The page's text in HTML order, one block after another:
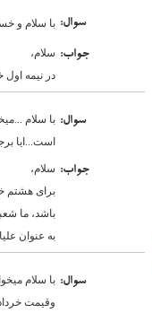
با سلام و خسته :سوال
سلام،
در نیمه اول
:جواب
است...ایا
:سوال
سلام،
برای هشتم
باشد، ما
به عنوان
:جواب
وقیمت
:سوال